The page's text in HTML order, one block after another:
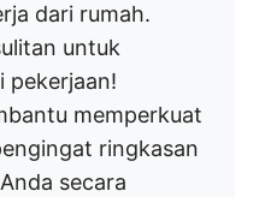
dari rumah.
untuk
pekerjaan!
memperkuat
ringkasan
secara